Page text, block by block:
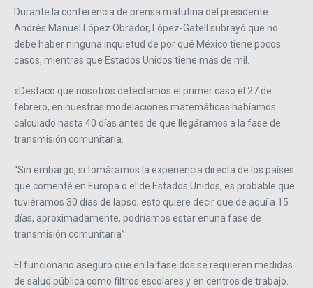
Durante la conferencia de prensa matutina del presidente
Andrés Manuel López Obrador, López-Gatell subrayó que no
debe haber ninguna inquietud de por qué México tiene pocos
casos, mientras que Estados Unidos tiene más de mil.
«Destaco que nosotros detectamos el primer caso el 27 de
febrero, en nuestras modelaciones matemáticas habíamos
calculado hasta 40 días antes de que llegáramos a la fase de
transmisión comunitaria.
“Sin embargo, si tomáramos la experiencia directa de los países
que comenté en Europa o el de Estados Unidos, es probable que
tuviéramos 30 días de lapso, esto quiere decir que de aquí a 15
días, aproximadamente, podríamos estar enuna fase de
transmisión comunitaria”.
El funcionario aseguró que en la fase dos se requieren medidas
de salud pública como filtros escolares y en centros de trabajo.